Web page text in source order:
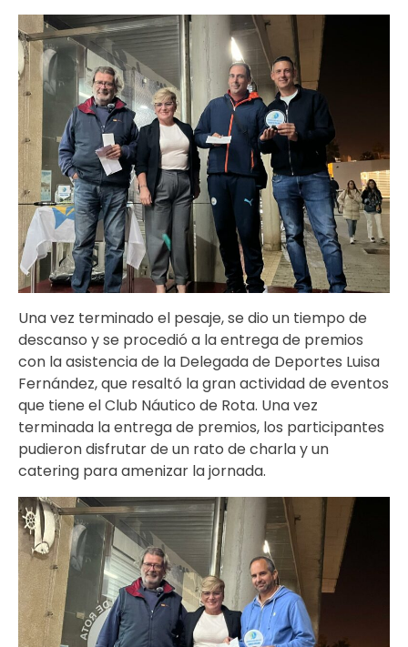
Una vez terminado el pesaje, se dio un tiempo de
descanso y se procedió a la entrega de premios
con la asistencia de la Delegada de Deportes Luisa
Fernández, que resaltó la gran actividad de eventos
que tiene el Club Náutico de Rota. Una vez
terminada la entrega de premios, los participantes
pudieron disfrutar de un rato de charla y un
catering para amenizar la jornada.